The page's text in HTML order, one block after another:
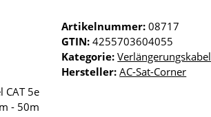
Artikelnummer:08717
GTIN: 4255703604055
Kategorie:Verlängerungskabel
Hersteller: AC-Sat-Corner